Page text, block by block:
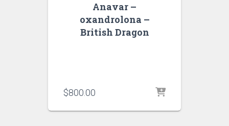
Anavar –
oxandrolona –
British Dragon
$800.00